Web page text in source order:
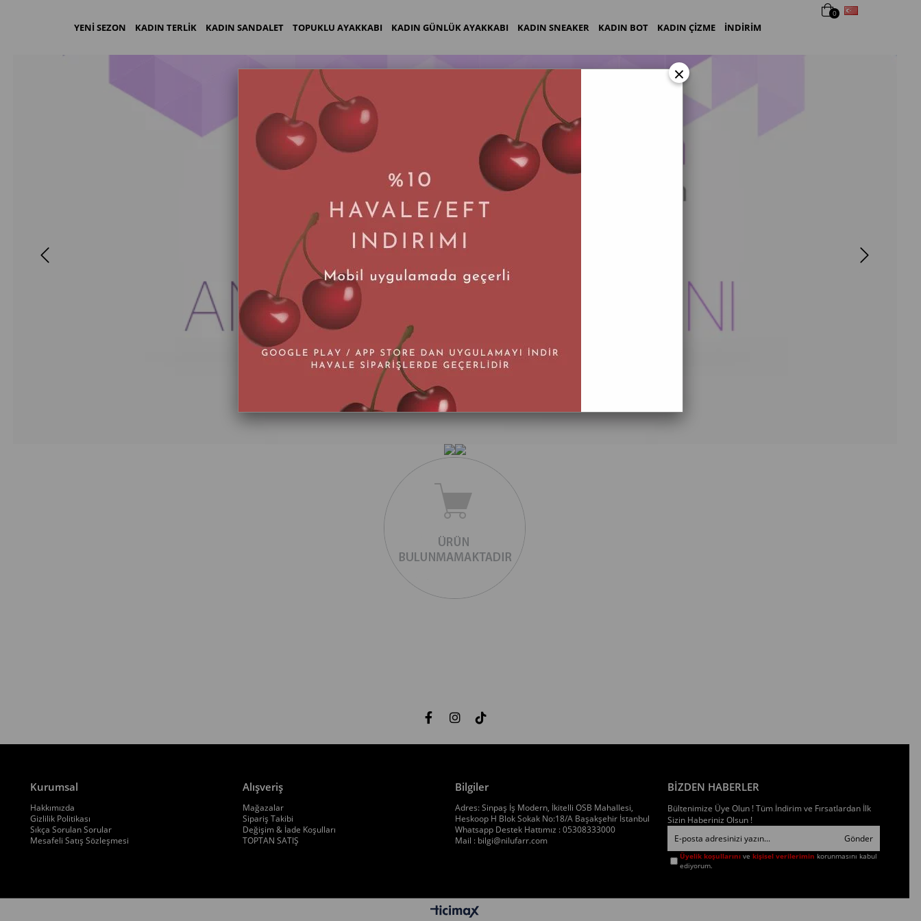
0
YENİ SEZON KADIN TERLİK KADIN SANDALET TOPUKLU AYAKKABI KADIN GÜNLÜK AYAKKABI KADIN SNEAKER KADIN BOT KADIN ÇİZME İNDİRİM
Kurumsal
Hakkımızda
Gizlilik Politikası
Sıkça Sorulan Sorular
Mesafeli Satış Sözleşmesi
Alışveriş
Mağazalar
Sipariş Takibi
Değişim & İade Koşulları
TOPTAN SATIŞ
Bilgiler
Adres: Sinpaş İş Modern, İkitelli OSB Mahallesi,
Heskoop H Blok Sokak No:18/A Başakşehir İstanbul
Whatsapp Destek Hattımız : 05308333000
Mail : bilgi@nilufarr.com
BİZDEN HABERLER
Bültenimize Üye Olun ! Tüm İndirim ve Fırsatlardan İlk
Sizin Haberiniz Olsun !
Gönder
Üyelik koşullarınıve kişisel verilerimin korunmasını kabul
ediyorum.
×